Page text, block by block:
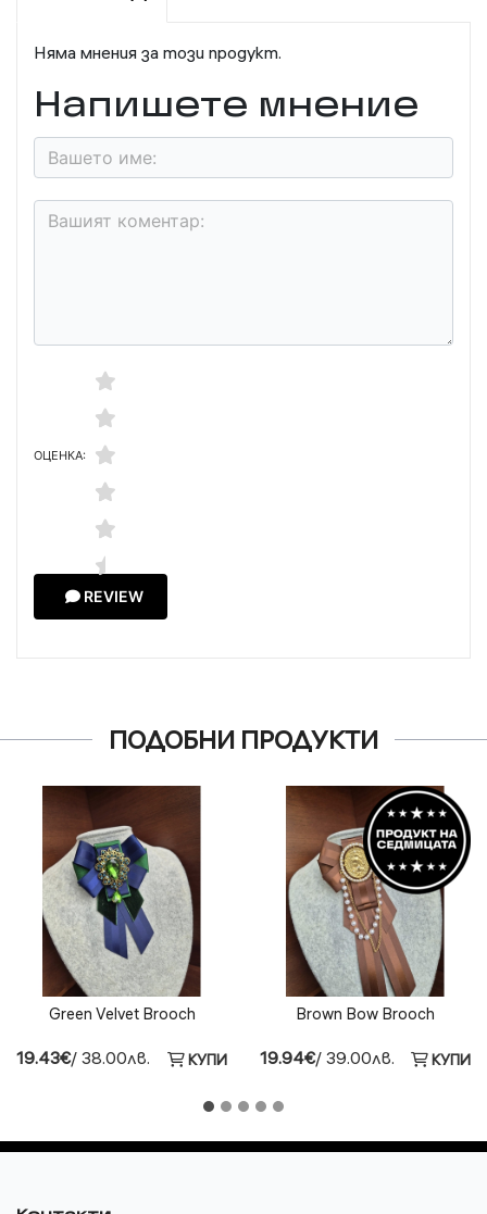
Няма мнения за този продукт.
Напишете мнение
ОЦЕНКА:
REVIEW
ПОДОБНИ ПРОДУКТИ
Green Velvet Brooch
19.43€/ 38.00лв. КУПИ
Brown Bow Brooch
19.94€/ 39.00лв. КУПИ